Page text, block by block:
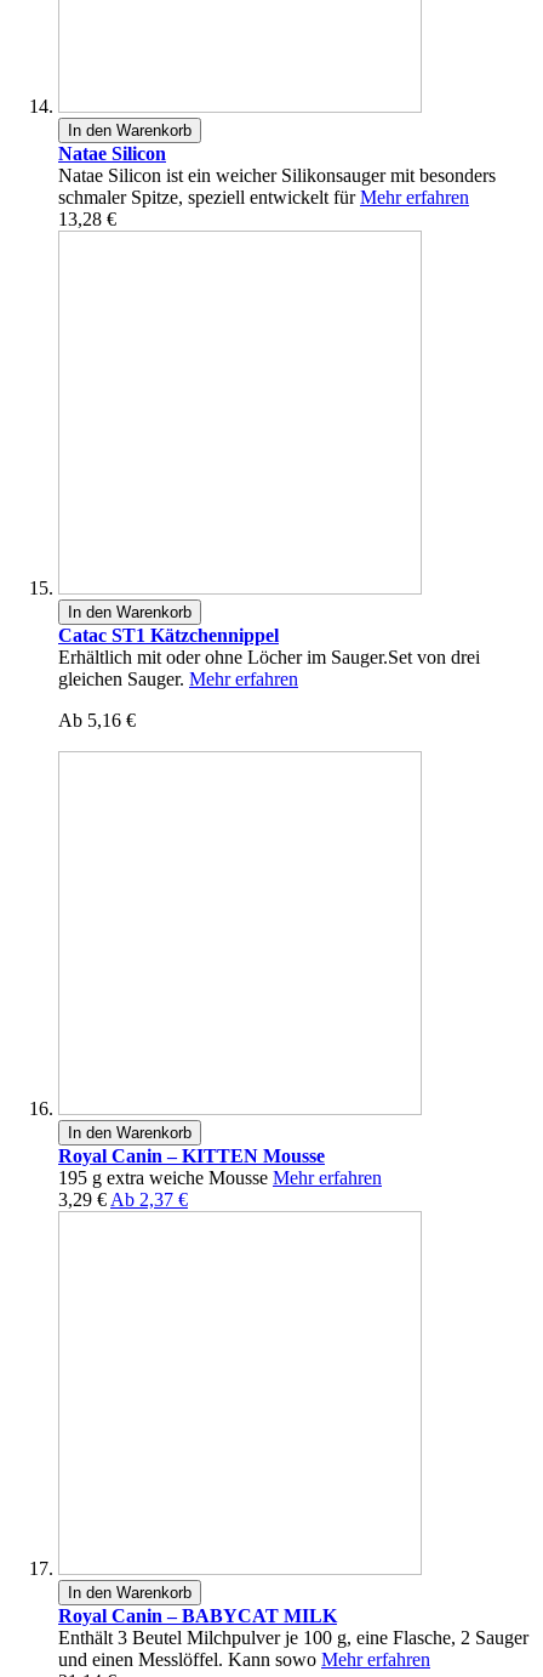
In den Warenkorb
Natae Silicon
Natae Silicon ist ein weicher Silikonsauger mit besonders
schmaler Spitze, speziell entwickelt fürMehr erfahren
13,28 €
In den Warenkorb
Catac ST1 Kätzchennippel
Erhältlich mit oder ohne Löcher im Sauger.Set von drei
gleichen Sauger. Mehr erfahren
Ab 5,16 €
In den Warenkorb
Royal Canin – KITTEN Mousse
195 g extra weiche Mousse Mehr erfahren
3,29 € Ab 2,37 €
In den Warenkorb
Royal Canin – BABYCAT MILK
Enthält 3 Beutel Milchpulver je 100 g, eine Flasche, 2 Sauger
und einen Messlöffel. Kann sowo Mehr erfahren